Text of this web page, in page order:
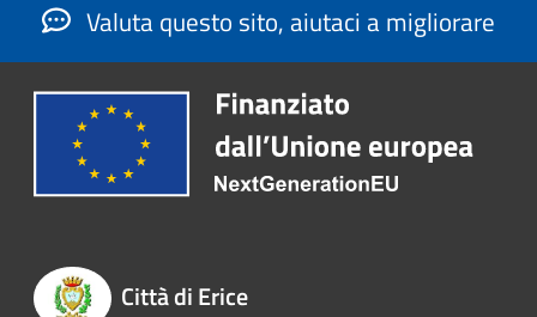
Valuta questo sito, aiutaci a migliorare
Città di Erice